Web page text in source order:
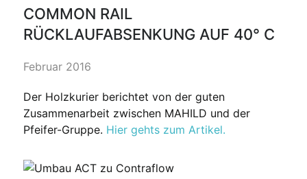
OMMON RAIL R
ÜCKLAUFABSENKUNG AUF 40° C
Februar 2016
Der Holzkurier berichtet von der guten
Zusammenarbeit zwischen MAHILD und der
Pfeifer-Gruppe. Hier gehts zum Artikel.